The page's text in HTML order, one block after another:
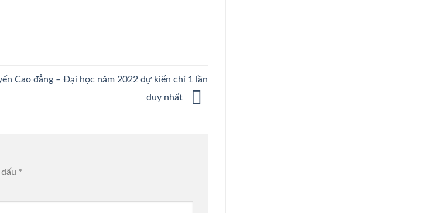
Cao đẳng – Đại học năm 2022 dự kiến chỉ 1 lần
duy nhất
*